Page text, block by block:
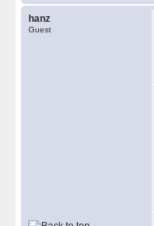
hanz
Guest